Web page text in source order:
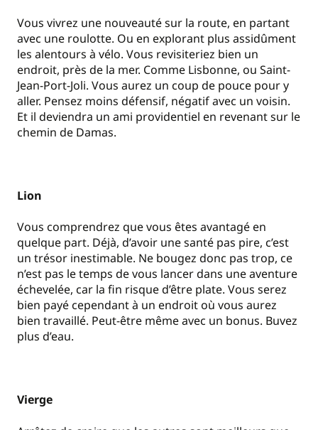
Vous vivrez une nouveauté sur la route, en partant
avec une roulotte. Ou en explorant plus assidûment
les alentours à vélo. Vous revisiteriez bien un
endroit, près de la mer. Comme Lisbonne, ou Saint-
Jean-Port-Joli. Vous aurez un coup de pouce pour y
aller. Pensez moins défensif, négatif avec un voisin.
Et il deviendra un ami providentiel en revenant sur le
chemin de Damas.
Lion
Vous comprendrez que vous êtes avantagé en
quelque part. Déjà, d’avoir une santé pas pire, c’est
un trésor inestimable. Ne bougez donc pas trop, ce
n’est pas le temps de vous lancer dans une aventure
échevelée, car la fin risque d’être plate. Vous serez
bien payé cependant à un endroit où vous aurez
bien travaillé. Peut-être même avec un bonus. Buvez
plus d’eau.
Vierge